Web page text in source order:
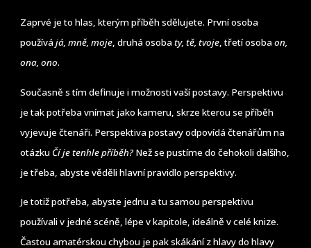
Zaprvé je to hlas, kterým příběh sdělujete. První osoba
používájá, mně, moje, druhá osobaty, tě, tvoje, třetí osoba on,
ona, ono.
Současně s tím definuje i možnosti vaší postavy. Perspektivu
je tak potřeba vnímat jako kameru, skrze kterou se příběh
vyjevuje čtenáři. Perspektiva postavy odpovídá čtenářům na
otázku Čí je tenhle příběh?Než se pustíme do čehokoli dalšího,
je třeba, abyste věděli hlavní pravidlo perspektivy.
Je totiž potřeba, abyste jednu a tu samou perspektivu
používali v jedné scéně, lépe v kapitole, ideálně v celé knize.
Častou amatérskou chybou je pak skákání z hlavy do hlavy